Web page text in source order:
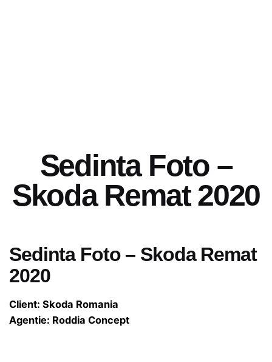
Sedinta Foto –
Skoda Remat 2020
Sedinta Foto – Skoda Remat
2020
Client: Skoda Romania
Agentie: Roddia Concept